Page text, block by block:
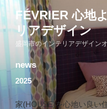
コ
ン
テ
FÉVRIER 心地
リアデザイン
盛岡市のインテリアデザイン
news
2025
家(HOUSE)を心地い良い